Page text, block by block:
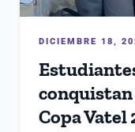
DICIEMBRE 18,
Copa Vatel